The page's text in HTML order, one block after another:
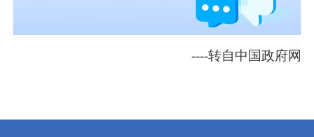
----转自中国政府网